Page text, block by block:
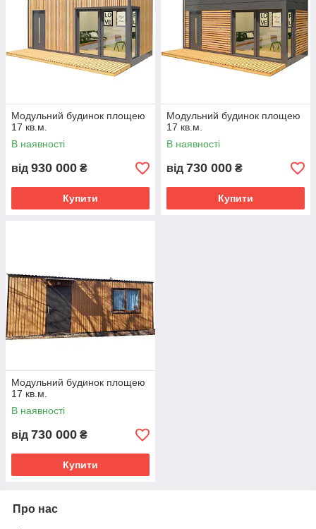
Модульний будинок площею
17 кв.м.
В наявності
від 930 000 ₴
Купити
Модульний будинок площею
17 кв.м.
В наявності
від 730 000 ₴
Купити
Модульний будинок площею
17 кв.м.
В наявності
від 730 000 ₴
Купити
Про нас